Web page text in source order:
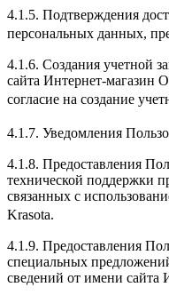
4.1.5. Подтверждения
персональных данных,
4.1.6. Создания учетной
сайта Интернет-магазин
согласие на создание
4.1.7. Уведомления
4.1.8. Предоставления
технической поддержки
связанных с
Krasota.
4.1.9. Предоставления
специальных
сведений от имени сайта